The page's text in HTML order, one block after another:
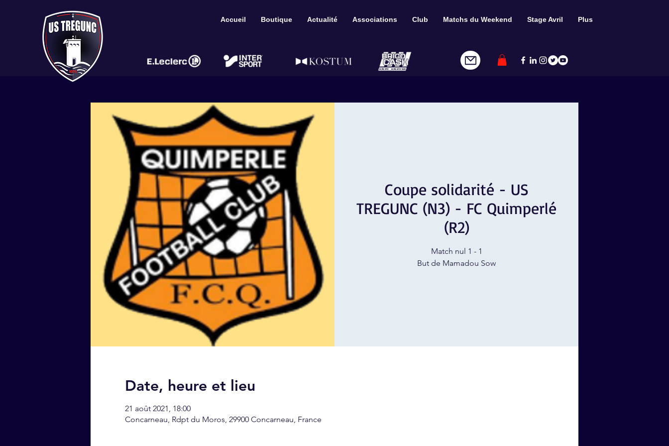
Accueil Boutique Actualité Associations Club Matchs du Weekend Stage Avril Plus
Coupe solidarité - US
TREGUNC (N3) - FC Quimperlé
(R2)
Match nul 1 - 1
But de Mamadou Sow
Date, heure et lieu
21 août 2021, 18:00
Concarneau, Rdpt du Moros, 29900 Concarneau, France